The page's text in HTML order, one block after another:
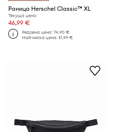
Раница Herschel Classic™ XL
Текуща цена:
46,99 €
Редовна цена:74,90 €
Най-ниска цена:51,99 €